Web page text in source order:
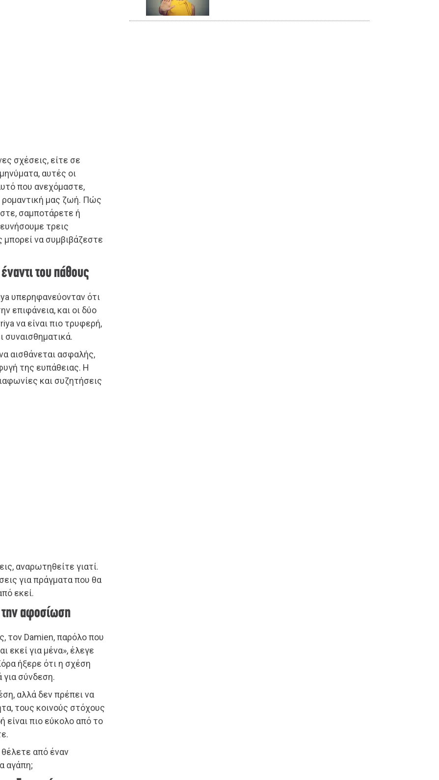
σχέσεις, είτε σε
αυτές οι
που ανεχόμαστε,
ρομαντική μας ζωή. Πώς
σαμποτάρετε ή
τρεις
να συμβιβάζεστε
του πάθους
υπερηφανεύονταν ότι
επιφάνεια, και οι δύο
να είναι πιο τρυφερή,
συναισθηματικά.
αισθάνεται ασφαλής,
της ευπάθειας. Η
και συζητήσεις
αναρωτηθείτε γιατί.
για πράγματα που θα
εκεί.
την αφοσίωση
τον Damien, παρόλο που
εκεί για μένα», έλεγε
ήξερε ότι η σχέση
για σύνδεση.
αλλά δεν πρέπει να
τους κοινούς στόχους
είναι πιο εύκολο από το
θέλετε από έναν
αγάπη;